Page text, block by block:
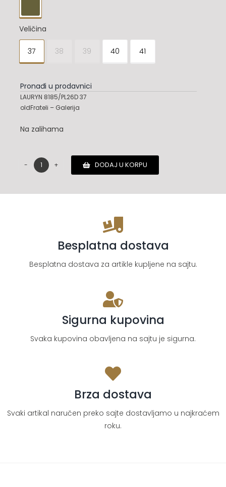
Veličina
37 38 39 40 41
Pronađi u prodavnici
LAURYN 8185/PL26D 37
oldFrateli – Galerija
Na zalihama
Premiata
DODAJ U KORPU
Besplatna dostava
Besplatna dostava za artikle kupljene na sajtu.
Sigurna kupovina
Svaka kupovina obavljena na sajtu je sigurna.
Brza dostava
Svaki artikal naručen preko sajte dostavljamo u najkraćem
roku.